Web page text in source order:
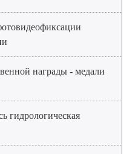
награды - медали
гидрологическая